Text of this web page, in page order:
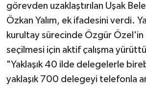
görevden uzaklaştırılan Uşak
Özkan Yalım, ek ifadesini verdi.
kurultay sürecinde Özgür Özel'in
seçilmesi için aktif çalışma
"Yaklaşık 40 ilde delegelerle
yaklaşık 700 delegeyi telefonla